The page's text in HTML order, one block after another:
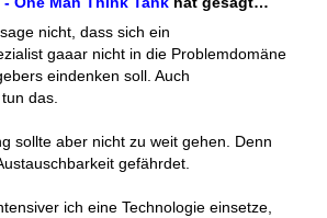
nicht, dass sich ein
gaaar nicht in die Problemdomäne
eindenken soll. Auch
das.
sollte aber nicht zu weit gehen. Denn
gefährdet.
ich eine Technologie einsetze,